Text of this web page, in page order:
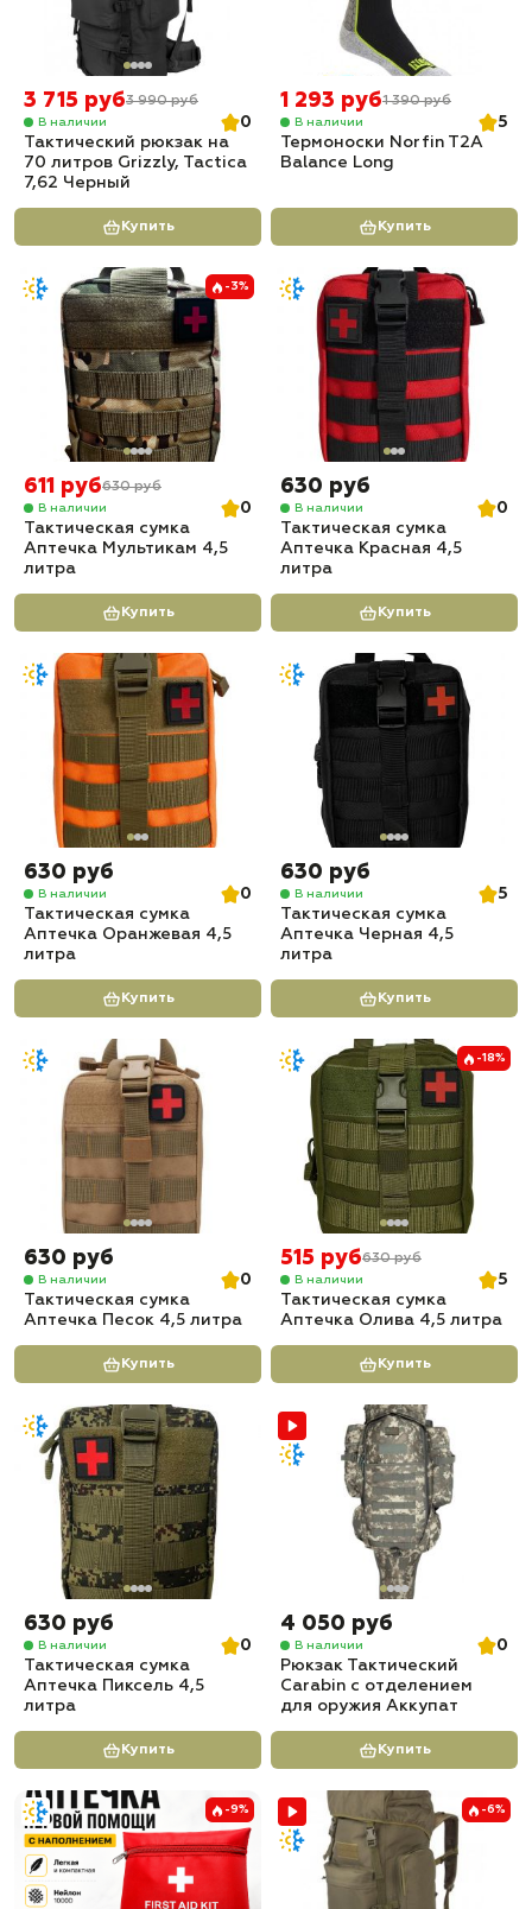
3 715 руб3 990 руб
В наличии
0
Тактический рюкзак на
70 литров Grizzly, Tactica
7,62 Черный
Купить
1 293 руб1 390 руб
В наличии
5
Термоноски Norfin T2A
Balance Long
Купить
-3%
611 руб630 руб
В наличии
0
Тактическая сумка
Аптечка Мультикам 4,5
литра
Купить
630 руб
В наличии
0
Тактическая сумка
Аптечка Красная 4,5
литра
Купить
630 руб
В наличии
0
Тактическая сумка
Аптечка Оранжевая 4,5
литра
Купить
630 руб
В наличии
5
Тактическая сумка
Аптечка Черная 4,5
литра
Купить
630 руб
В наличии
0
Тактическая сумка
Аптечка Песок 4,5 литра
Купить
-18%
515 руб630 руб
В наличии
5
Тактическая сумка
Аптечка Олива 4,5 литра
Купить
630 руб
В наличии
0
Тактическая сумка
Аптечка Пиксель 4,5
литра
Купить
4 050 руб
В наличии
0
Рюкзак Тактический
Carabin с отделением
для оружия Аккупат
Купить
-9% -6%